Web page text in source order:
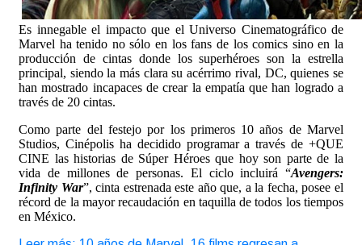
Es innegable el impacto que el Universo Cinematográfico de
Marvel ha tenido no sólo en los fans de los comics sino en la
producción de cintas donde los superhéroes son la estrella
principal, siendo la más clara su acérrimo rival, DC, quienes se
han mostrado incapaces de crear la empatía que han logrado a
través de 20 cintas.
Como parte del festejo por los primeros 10 años de Marvel
Studios, Cinépolis ha decidido programar a través de +QUE
CINE las historias de Súper Héroes que hoy son parte de la
vida de millones de personas. El ciclo incluirá “Avengers:
Infinity War”, cinta estrenada este año que, a la fecha, posee el
récord de la mayor recaudación en taquilla de todos los tiempos
en México.